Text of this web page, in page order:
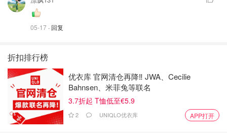
05-17 · 回复
折扣排行榜
优衣库 官网清仓再降‼️ JWA、Cecilie
Bahnsen、米菲兔等联名
3.7折起 T恤低至€5.9
2 UNIQLO优衣库 APP打开